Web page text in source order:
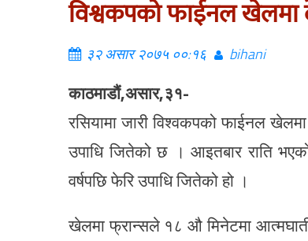
विश्वकपको फाईनल
३२ असार २०७५ ००:१६ bihani
काठमाडौं,असार,३१-
रसियामा जारी विश्वकपको फाईनल
उपाधि जितेको छ । आइतबार राति
वर्षपछि फेरि उपाधि जितेको हो ।
खेलमा फ्रान्सले १८ औ मिनेटमा आत्मघाती